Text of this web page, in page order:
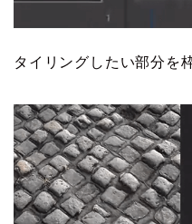
タイリングしたい部分を